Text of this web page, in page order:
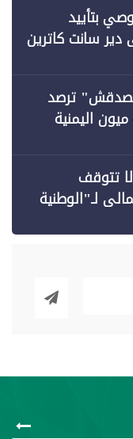
بتأييد
في دير سانت كاترين
ترصد
اليمنية
تتوقف
لـ"الوطنية